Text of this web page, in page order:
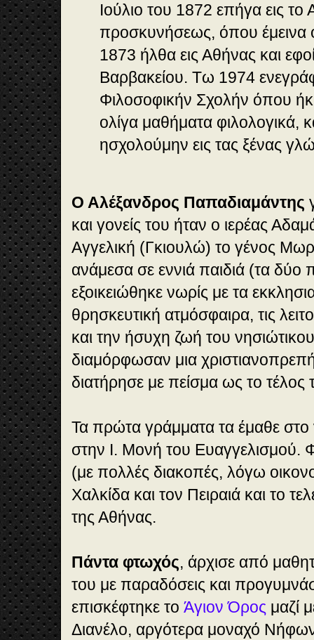
Ιούλιο του 1872 επήγα εις το
προσκυνήσεως, όπου έμεινα
1873 ήλθα εις Αθήνας και
Βαρβακείου. Τω 1974
Φιλοσοφικήν Σχολήν όπου
ολίγα μαθήματα φιλολογικά,
ησχολούμην εις τας ξένας
Ο Αλέξανδρος Παπαδιαμάντης
και γονείς του ήταν ο ιερέας
Αγγελική (Γκιουλώ) το γένος
ανάμεσα σε εννιά παιδιά (τα δύο
εξοικειώθηκε νωρίς με τα
θρησκευτική ατμόσφαιρα, τις
και την ήσυχη ζωή του
διαμόρφωσαν μια
διατήρησε με πείσμα ως το τέλος
Τα πρώτα γράμματα τα έμαθε στο
στην Ι. Μονή του Ευαγγελισμού.
(με πολλές διακοπές, λόγω
Χαλκίδα και τον Πειραιά και το
της Αθήνας.
Πάντα φτωχός, άρχισε από
του με παραδόσεις και
επισκέφτηκε το Άγιον Όρος μαζί
Διανέλο, αργότερα μοναχό